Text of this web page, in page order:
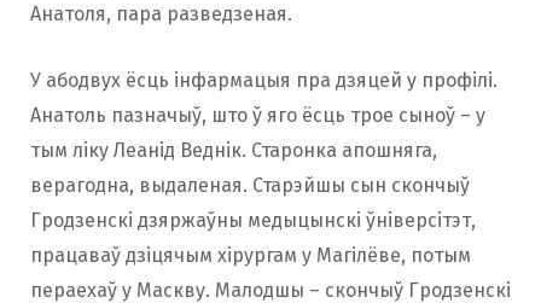
Анатоля, пара разведзеная.
У абодвух ёсць інфармацыя пра дзяцей у профілі.
Анатоль пазначыў, што ў яго ёсць трое сыноў – у
тым ліку Леанід Веднік. Старонка апошняга,
верагодна, выдаленая. Старэйшы сын скончыў
Гродзенскі дзяржаўны медыцынскі ўніверсітэт,
працаваў дзіцячым хірургам у Магілёве, потым
пераехаў у Маскву. Малодшы – скончыў Гродзенскі